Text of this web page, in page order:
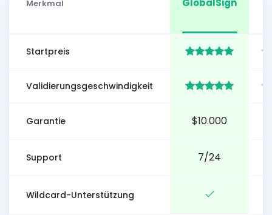
Merkmal
Startpreis
Validierungsgeschwindigkeit
Garantie $10.000
Support 7/24
Wildcard-Unterstützung